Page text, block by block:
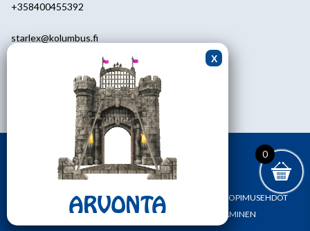
+358400455392
starlex@kolumbus.fi
ark.klo 08.30-17.00
YHTEYSTIEDOT OMA TILI
TILAUS- JA SOPIMUSEHDOT
REKISTERI- JA TIETOSUOJASELOSTE
MAKSAMINEN
0